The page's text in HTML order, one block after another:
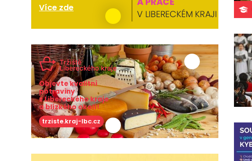
Více zde
Objevte kvalitní
potraviny
z Libereckého kraje
a blízkého okolí!
trziste.kraj-lbc.cz